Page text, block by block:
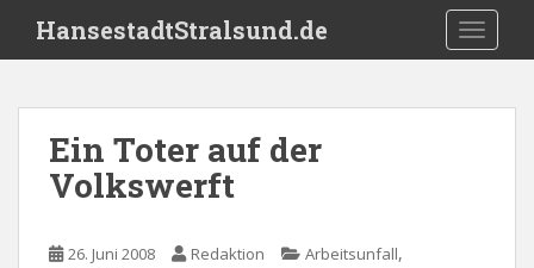
i
HansestadtStralsund.de
Ein Toter auf der
Volkswerft
26. Juni 2008 Redaktion Arbeitsunfall,